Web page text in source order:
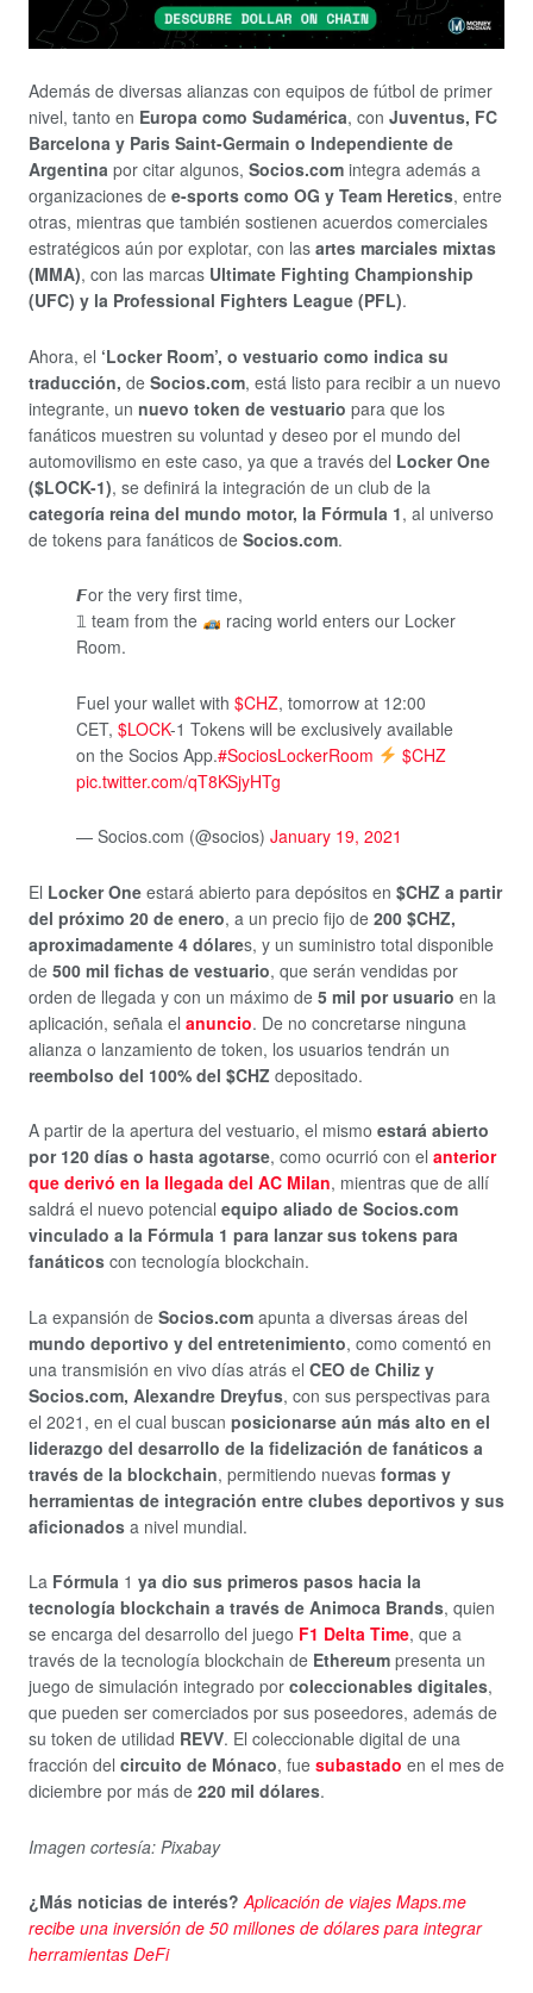
Además de diversas alianzas con equipos de fútbol de primer
nivel, tanto en Europa como Sudamérica, con Juventus, FC
Barcelona y Paris Saint-Germain o Independiente de
Argentina por citar algunos, Socios.com integra además a
organizaciones de e-sports como OG y Team Heretics, entre
otras, mientras que también sostienen acuerdos comerciales
estratégicos aún por explotar, con las artes marciales mixtas
(MMA), con las marcas Ultimate Fighting Championship
(UFC) y la Professional Fighters League (PFL).
Ahora, el ‘Locker Room’, o vestuario como indica su
traducción, de Socios.com, está listo para recibir a un nuevo
integrante, un nuevo token de vestuario para que los
fanáticos muestren su voluntad y deseo por el mundo del
automovilismo en este caso, ya que a través del Locker One
($LOCK-1), se definirá la integración de un club de la
categoría reina del mundo motor, la Fórmula 1, al universo
de tokens para fanáticos de Socios.com.
𝙁or the very first time,
𝟙 team from the
racing world enters our Locker
Room.
Fuel your wallet with $CHZ, tomorrow at 12:00
CET, $LOCK-1 Tokens will be exclusively available
on the Socios App.#SociosLockerRoom
$CHZ
pic.twitter.com/qT8KSjyHTg
— Socios.com (@socios) January 19, 2021
El Locker One estará abierto para depósitos en $CHZ a partir
del próximo 20 de enero, a un precio fijo de 200 $CHZ,
aproximadamente 4 dólares, y un suministro total disponible
de 500 mil fichas de vestuario, que serán vendidas por
orden de llegada y con un máximo de 5 mil por usuario en la
aplicación, señala el anuncio. De no concretarse ninguna
alianza o lanzamiento de token, los usuarios tendrán un
reembolso del 100% del $CHZ depositado.
A partir de la apertura del vestuario, el mismo estará abierto
por 120 días o hasta agotarse, como ocurrió con el anterior
que derivó en la llegada del AC Milan, mientras que de allí
saldrá el nuevo potencial equipo aliado de Socios.com
vinculado a la Fórmula 1 para lanzar sus tokens para
fanáticos con tecnología blockchain.
La expansión de Socios.com apunta a diversas áreas del
mundo deportivo y del entretenimiento, como comentó en
una transmisión en vivo días atrás el CEO de Chiliz y
Socios.com, Alexandre Dreyfus, con sus perspectivas para
el 2021, en el cual buscan posicionarse aún más alto en el
liderazgo del desarrollo de la fidelización de fanáticos a
través de la blockchain, permitiendo nuevas formas y
herramientas de integración entre clubes deportivos y sus
aficionados a nivel mundial.
La Fórmula 1 ya dio sus primeros pasos hacia la
tecnología blockchain a través de Animoca Brands, quien
se encarga del desarrollo del juego F1 Delta Time, que a
través de la tecnología blockchain de Ethereum presenta un
juego de simulación integrado por coleccionables digitales,
que pueden ser comerciados por sus poseedores, además de
su token de utilidad REVV. El coleccionable digital de una
fracción del circuito de Mónaco, fue subastado en el mes de
diciembre por más de 220 mil dólares.
Imagen cortesía: Pixabay
¿Más noticias de interés? Aplicación de viajes Maps.me
recibe una inversión de 50 millones de dólares para integrar
herramientas DeFi